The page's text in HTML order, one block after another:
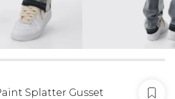
Splatter Gusset